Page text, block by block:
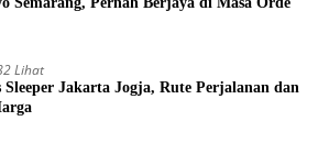
Lihat
Jakarta Jogja, Rute Perjalanan dan